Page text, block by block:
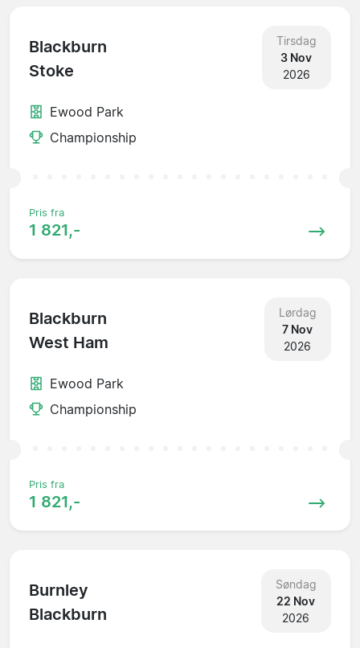
Blackburn
Stoke
Tirsdag
3 Nov
2026
Ewood Park
Championship
Pris fra
1 821,-
Blackburn
West Ham
Lørdag
7 Nov
2026
Ewood Park
Championship
Pris fra
1 821,-
Burnley
Blackburn
Søndag
22 Nov
2026